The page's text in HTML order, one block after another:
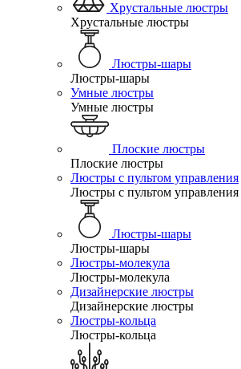
Хрустальные люстры
Хрустальные люстры
Люстры-шары
Люстры-шары
Умные люстры
Умные люстры
Плоские люстры
Плоские люстры
Люстры с пультом управления
Люстры с пультом управления
Люстры-шары
Люстры-шары
Люстры-молекула
Люстры-молекула
Дизайнерские люстры
Дизайнерские люстры
Люстры-кольца
Люстры-кольца